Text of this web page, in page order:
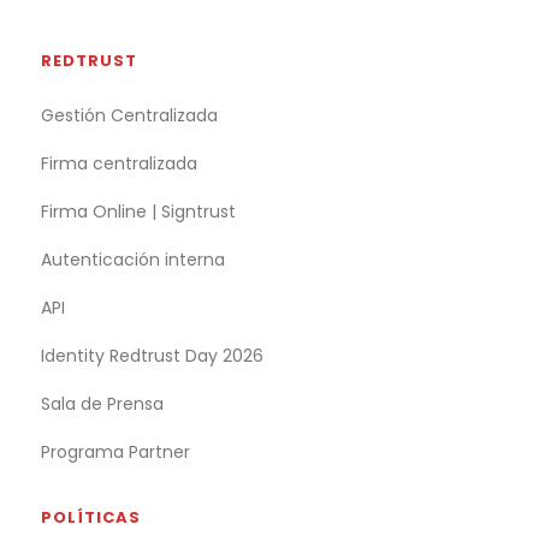
REDTRUST
Gestión Centralizada
Firma centralizada
Firma Online | Signtrust
Autenticación interna
API
Identity Redtrust Day 2026
Sala de Prensa
Programa Partner
POLÍTICAS